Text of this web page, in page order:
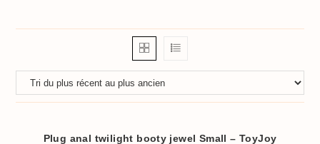
Plug anal twilight booty jewel Small – ToyJoy